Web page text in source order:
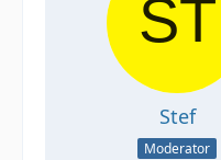
Stef
Moderator